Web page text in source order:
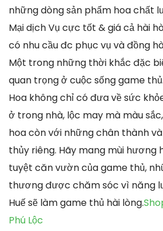
những dòng sản phẩm hoa chất
Mại dịch Vụ cực tốt & giá cả hài
có nhu cầu đc phục vụ và đồng
Một trong những thời khắc đặc
quan trọng ở cuộc sống game thủ.
Hoa không chỉ có đưa về sức
ở trong nhà, lộc may mà màu
hoa còn với những chân thành
thủy riêng. Hãy mang mùi hương
tuyệt căn vườn của game thủ,
thương được chăm sóc vì năng
Huế sẽ làm game thủ hài lòng.
Phú Lộc